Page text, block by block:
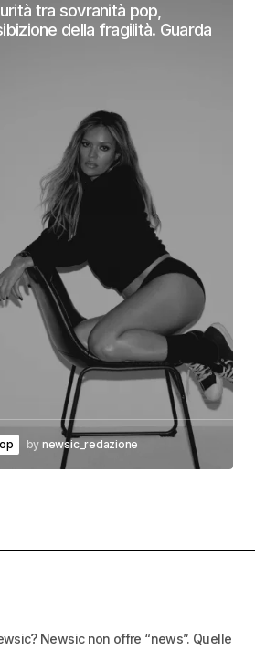
tra sovranità pop,
della fragilità. Guarda
by newsic_redazione
Newsic non offre “news”. Quelle